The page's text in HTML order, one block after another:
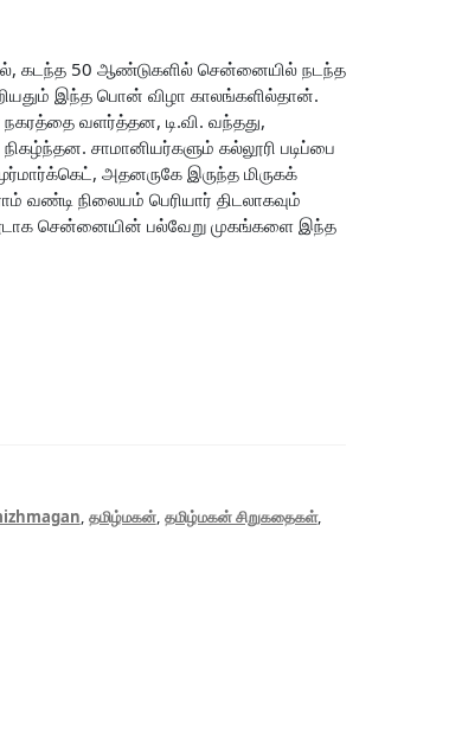
கடந்த 50 ஆண்டுகளில் சென்னையில் நடந்த
இந்த பொன் விழா காலங்களில்தான்.
வளர்த்தன, டி.வி. வந்தது,
சாமானியர்களும் கல்லூரி படிப்பை
அதனருகே இருந்த மிருகக்
நிலையம் பெரியார் திடலாகவும்
சென்னையின் பல்வேறு முகங்களை இந்த
, தமிழ்மகன், தமிழ்மகன் சிறுகதைகள்,